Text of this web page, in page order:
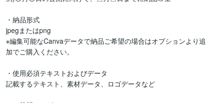
・納品形式
jpegまたはpng
※編集可能なCanvaデータで納品ご希望の場合はオプションより追
加でご購入ください。
・使用必須テキストおよびデータ
記載するテキスト、素材データ、ロゴデータなど